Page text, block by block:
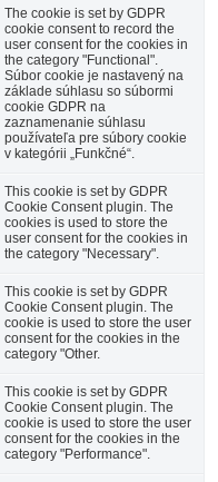
The cookie is set by GDPR
cookie consent to record the
user consent for the cookies in
the category "Functional".
Súbor cookie je nastavený na
základe súhlasu so súbormi
cookie GDPR na
zaznamenanie súhlasu
používateľa pre súbory cookie
v kategórii „Funkčné“.
This cookie is set by GDPR
Cookie Consent plugin. The
cookies is used to store the
user consent for the cookies in
the category "Necessary".
This cookie is set by GDPR
Cookie Consent plugin. The
cookie is used to store the user
consent for the cookies in the
category "Other.
This cookie is set by GDPR
Cookie Consent plugin. The
cookie is used to store the user
consent for the cookies in the
category "Performance".